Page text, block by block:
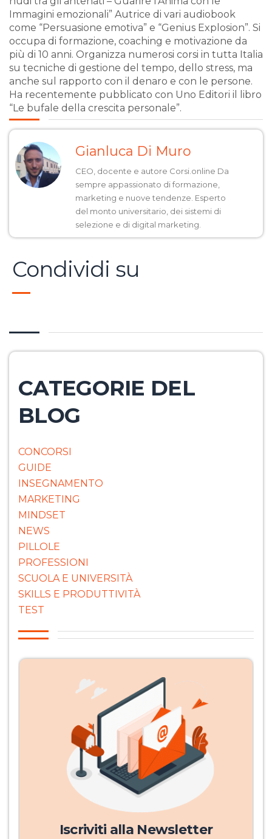
Immagini emozionali” Autrice di vari audiobook
come “Persuasione emotiva” e “Genius Explosion”. Si
occupa di formazione, coaching e motivazione da
più di 10 anni. Organizza numerosi corsi in tutta Italia
su tecniche di gestione del tempo, dello stress, ma
anche sul rapporto con il denaro e con le persone.
Ha recentemente pubblicato con Uno Editori il libro
“Le bufale della crescita personale”.
Gianluca Di Muro
CEO, docente e autore Corsi.online Da
sempre appassionato di formazione,
marketing e nuove tendenze. Esperto
del monto universitario, dei sistemi di
selezione e di digital marketing.
Condividi su
CATEGORIE DEL
BLOG
CONCORSI
GUIDE
INSEGNAMENTO
MARKETING
MINDSET
NEWS
PILLOLE
PROFESSIONI
SCUOLA E UNIVERSITÀ
SKILLS E PRODUTTIVITÀ
TEST
Iscriviti alla Newsletter